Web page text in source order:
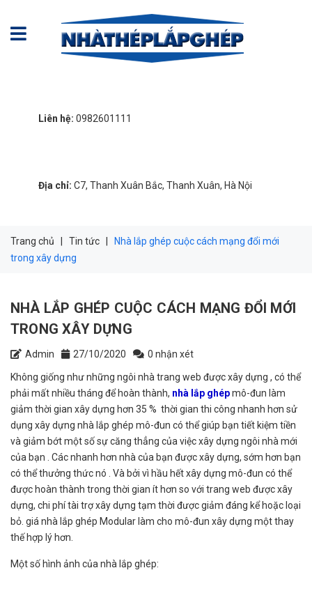
Liên hệ: 0982601111
Địa chỉ: C7, Thanh Xuân Bắc, Thanh Xuân, Hà Nội
Trang chủ Tin tức
Nhà lắp ghép cuộc cách mạng đổi mới
trong xây dựng
NHÀ LẮP GHÉP CUỘC CÁCH MẠNG ĐỔI MỚI
TRONG XÂY DỰNG
Admin 27/10/2020 0 nhận xét
Không giống như những ngôi nhà trang web được xây dựng , có thể
phải mất nhiều tháng để hoàn thành, nhà lắp ghépmô-đun làm
giảm thời gian xây dựng hơn 35 % thời gian thi công nhanh hơn sử
dụng xây dựng nhà lắp ghép mô-đun có thể giúp bạn tiết kiệm tiền
và giảm bớt một số sự căng thẳng của việc xây dựng ngôi nhà mới
của bạn . Các nhanh hơn nhà của bạn được xây dựng, sớm hơn bạn
có thể thưởng thức nó . Và bởi vì hầu hết xây dựng mô-đun có thể
được hoàn thành trong thời gian ít hơn so với trang web được xây
dựng, chi phí tài trợ xây dựng tạm thời được giảm đáng kể hoặc loại
bỏ. giá nhà lắp ghép Modular làm cho mô-đun xây dựng một thay
thế hợp lý hơn.
Một số hình ảnh của nhà lắp ghép: